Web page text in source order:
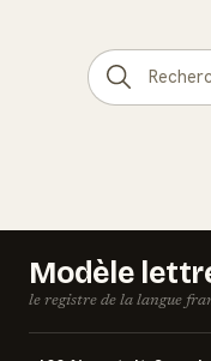
Modèle
le registre de la langue